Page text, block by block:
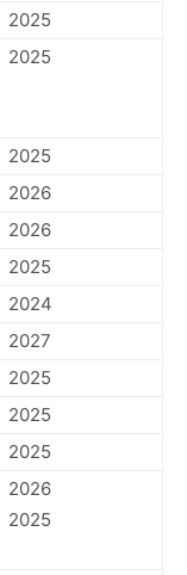
2025
2025
2025
2026
2026
2025
2024
2027
2025
2025
2025
2026
2025